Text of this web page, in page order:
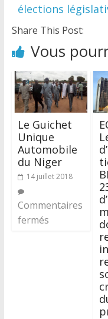
élections
Share This Post:
Vous
Le Guichet
Unique
Automobile
du Niger
14 juillet 2018
Commentaires
fermés